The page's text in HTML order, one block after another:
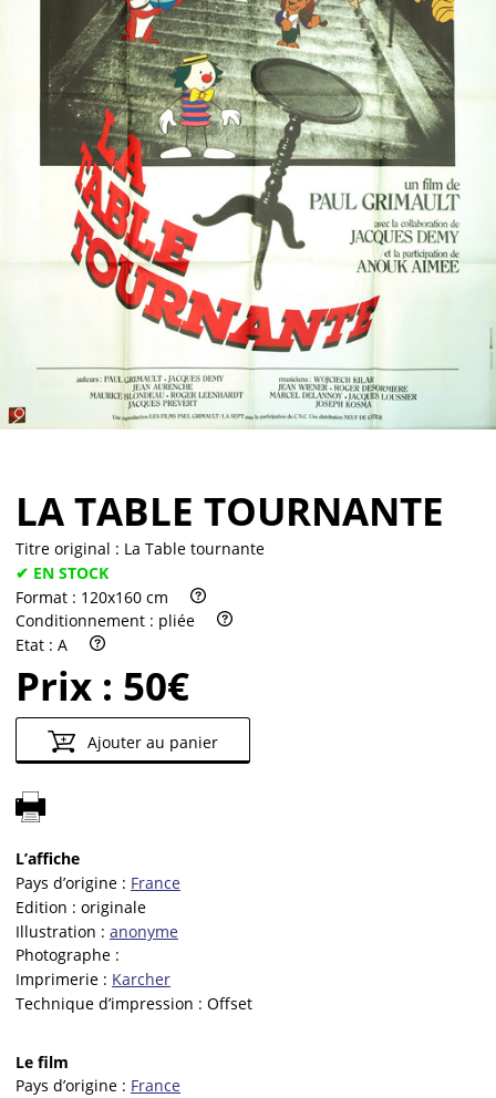
Vendre
LA TABLE TOURNANTE
Titre original : La Table tournante
✔ EN STOCK
Format : 120x160 cm
Conditionnement : pliée
Etat : A
Prix : 50€
Ajouter au panier
L’affiche
Pays d’origine : France
Edition : originale
Illustration : anonyme
Photographe :
Imprimerie : Karcher
Technique d’impression : Offset
Le film
Pays d’origine : France